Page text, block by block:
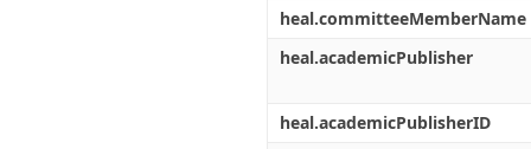
heal.committeeMemberName
heal.academicPublisher
heal.academicPublisherID